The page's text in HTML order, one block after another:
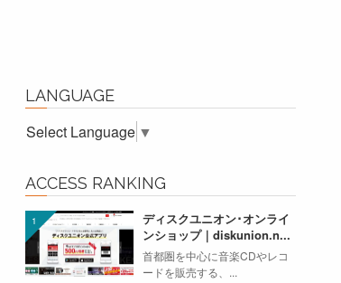
LANGUAGE
Select Language ▼
ACCESS RANKING
ディスクユニオン･オンライ
ンショップ｜diskunion.n...
首都圏を中心に音楽CDやレコ
ードを販売する、...